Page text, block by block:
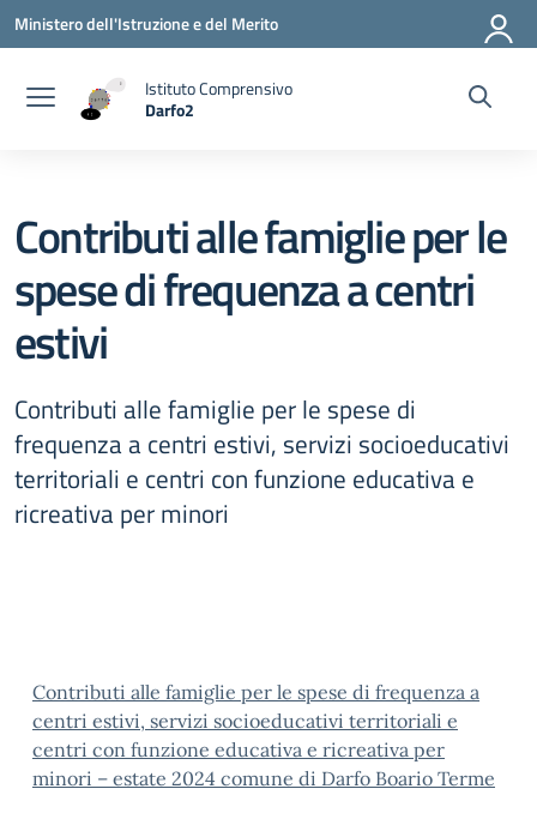
Vai ai contenuti
Vai al menu di navigazione
Vai al footer
Ministero dell'Istruzione e del Merito
Istituto Comprensivo
Darfo2
Contributi alle famiglie per le
spese di frequenza a centri
estivi
Contributi alle famiglie per le spese di
frequenza a centri estivi, servizi socioeducativi
territoriali e centri con funzione educativa e
ricreativa per minori
Contributi alle famiglie per le spese di frequenza a
centri estivi, servizi socioeducativi territoriali e
centri con funzione educativa e ricreativa per
minori – estate 2024 comune di Darfo Boario Terme